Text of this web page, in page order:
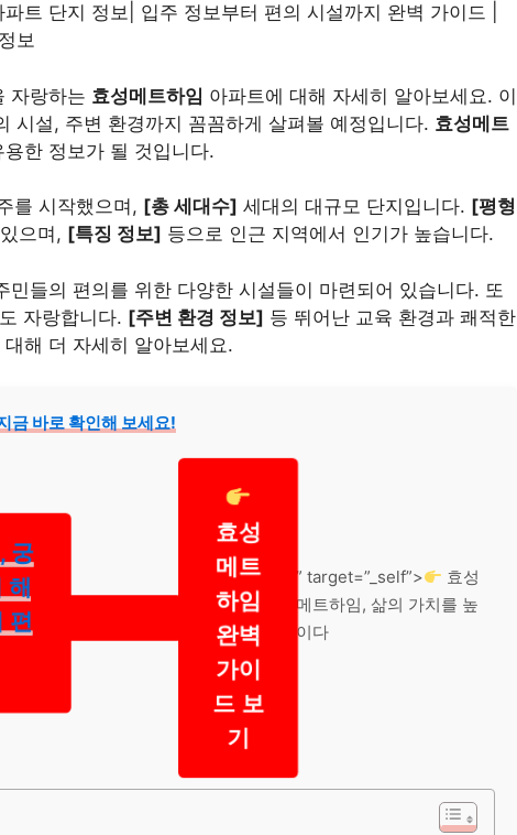
파트 단지 정보| 입주 정보부터 편의 시설까지 완벽 가이드 |
보
자랑하는 효성메트하임 아파트에 대해 자세히 알아보세요. 이
시설, 주변 환경까지 꼼꼼하게 살펴볼 예정입니다. 효성메트
한 정보가 될 것입니다.
를 시작했으며, [총 세대수] 세대의 대규모 단지입니다. [평형
으며, [특징 정보] 등으로 인근 지역에서 인기가 높습니다.
민들의 편의를 위한 다양한 시설들이 마련되어 있습니다. 또
자랑합니다. [주변 환경 정보] 등 뛰어난 교육 환경과 쾌적한
대해 더 자세히 알아보세요.
금 바로 확인해 보세요!
궁
해
편
효성
메트
하임
완벽
가이
드 보
기
” target=”_self”>
효성
메트하임, 삶의 가치를 높
이다